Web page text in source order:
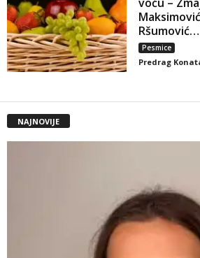
Ršumović…
Pesmice
Predrag
NAJNOVIJE